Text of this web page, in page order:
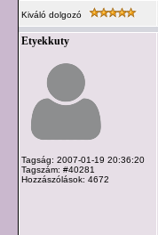
Kiváló dolgozó
Etyekkuty
Tagság: 2007-01-19 20:36:20
Tagszám: #40281
Hozzászólások: 4672